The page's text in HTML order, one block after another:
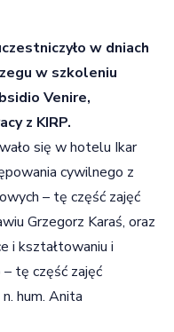
w dniach
w szkoleniu
Venire,
z KIRP.
się w hotelu Ikar
cywilnego z
– tę część zajęć
Grzegorz Karaś, oraz
i kształtowaniu i
tę część zajęć
hum. Anita